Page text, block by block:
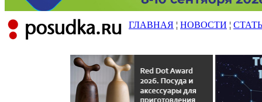
ГЛАВНАЯ ¦ НОВОСТИ ¦